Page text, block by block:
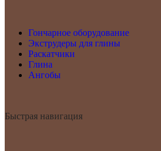
Гончарное оборудование
Экструдеры для глины
Раскатчики
Глина
Ангобы
Быстрая навигация